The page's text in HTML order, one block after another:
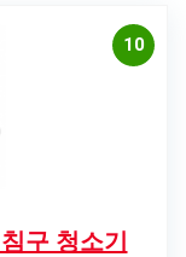
10
구 청소기